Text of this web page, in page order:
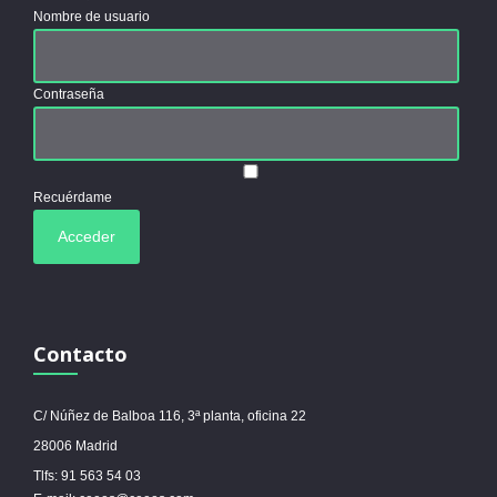
Nombre de usuario
Contraseña
Recuérdame
Contacto
C/ Núñez de Balboa 116, 3ª planta, oficina 22
28006 Madrid
Tlfs: 91 563 54 03